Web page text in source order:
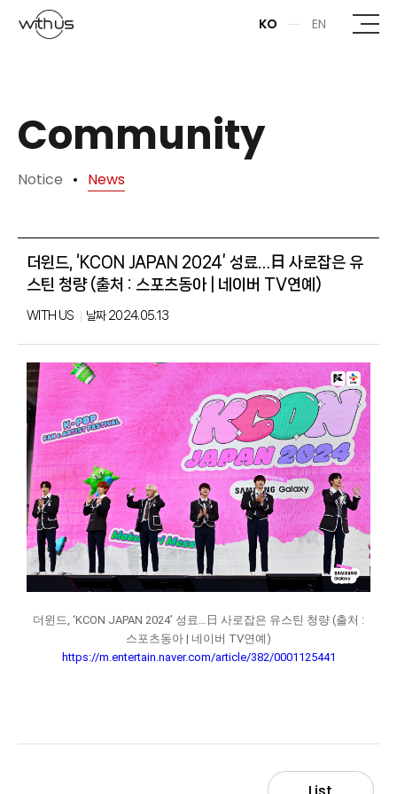
본문바로가기
KO EN
Community
Notice News
더윈드, ‘KCON JAPAN 2024’ 성료…日 사로잡은 유
스틴 청량 (출처 : 스포츠동아 | 네이버 TV연예)
WITH US 날짜2024.05.13
더윈드, ‘KCON JAPAN 2024’ 성료…日 사로잡은 유스틴 청량 (출처 :
스포츠동아 | 네이버 TV연예)
https://m.entertain.naver.com/article/382/0001125441